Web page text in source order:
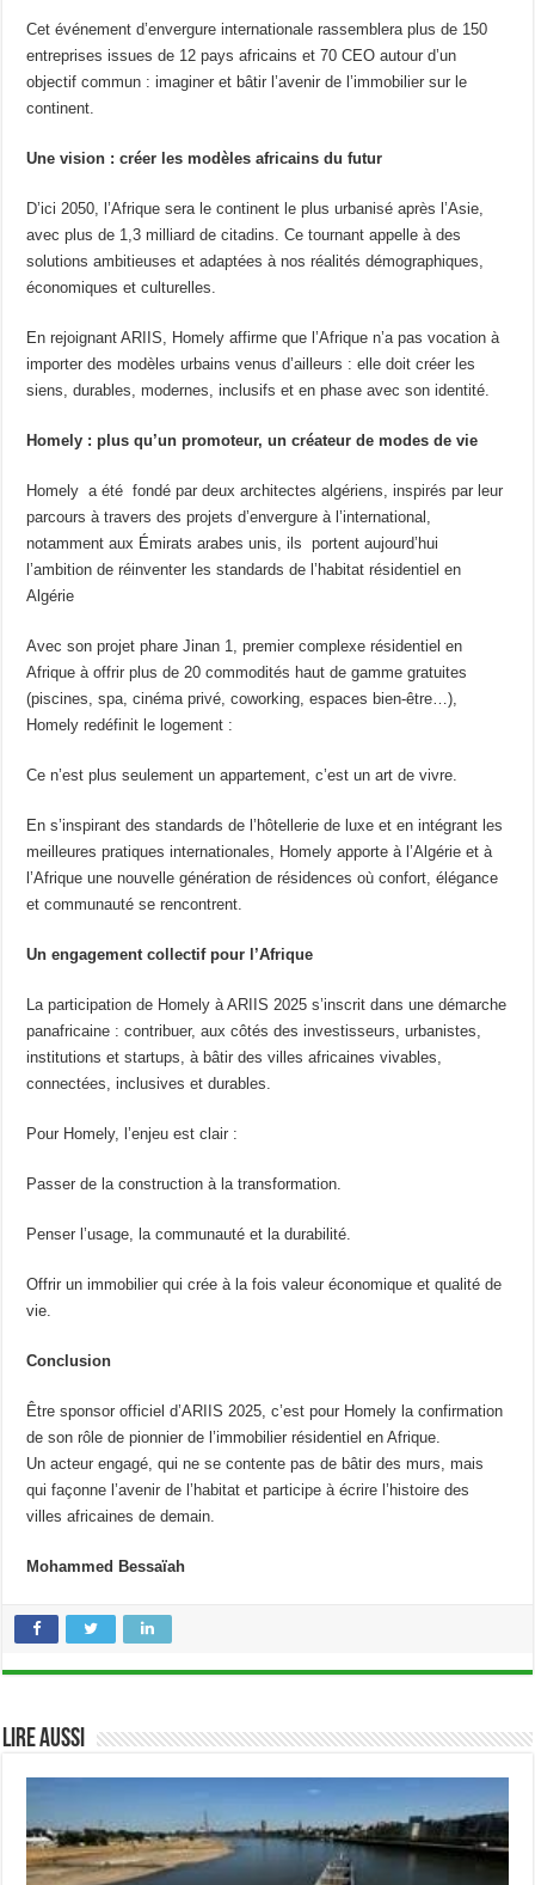
Cet événement d’envergure internationale rassemblera plus de 150
entreprises issues de 12 pays africains et 70 CEO autour d’un
objectif commun : imaginer et bâtir l’avenir de l’immobilier sur le
continent.
Une vision : créer les modèles africains du futur
D’ici 2050, l’Afrique sera le continent le plus urbanisé après l’Asie,
avec plus de 1,3 milliard de citadins. Ce tournant appelle à des
solutions ambitieuses et adaptées à nos réalités démographiques,
économiques et culturelles.
En rejoignant ARIIS, Homely affirme que l’Afrique n’a pas vocation à
importer des modèles urbains venus d’ailleurs : elle doit créer les
siens, durables, modernes, inclusifs et en phase avec son identité.
Homely : plus qu’un promoteur, un créateur de modes de vie
Homely a été fondé par deux architectes algériens, inspirés par leur
parcours à travers des projets d’envergure à l’international,
notamment aux Émirats arabes unis, ils portent aujourd’hui
l’ambition de réinventer les standards de l’habitat résidentiel en
Algérie
Avec son projet phare Jinan 1, premier complexe résidentiel en
Afrique à offrir plus de 20 commodités haut de gamme gratuites
(piscines, spa, cinéma privé, coworking, espaces bien-être…),
Homely redéfinit le logement :
Ce n’est plus seulement un appartement, c’est un art de vivre.
En s’inspirant des standards de l’hôtellerie de luxe et en intégrant les
meilleures pratiques internationales, Homely apporte à l’Algérie et à
l’Afrique une nouvelle génération de résidences où confort, élégance
et communauté se rencontrent.
Un engagement collectif pour l’Afrique
La participation de Homely à ARIIS 2025 s’inscrit dans une démarche
panafricaine : contribuer, aux côtés des investisseurs, urbanistes,
institutions et startups, à bâtir des villes africaines vivables,
connectées, inclusives et durables.
Pour Homely, l’enjeu est clair :
Passer de la construction à la transformation.
Penser l’usage, la communauté et la durabilité.
Offrir un immobilier qui crée à la fois valeur économique et qualité de
vie.
Conclusion
Être sponsor officiel d’ARIIS 2025, c’est pour Homely la confirmation
de son rôle de pionnier de l’immobilier résidentiel en Afrique.
Un acteur engagé, qui ne se contente pas de bâtir des murs, mais
qui façonne l’avenir de l’habitat et participe à écrire l’histoire des
villes africaines de demain.
Mohammed Bessaïah
Lire aussi